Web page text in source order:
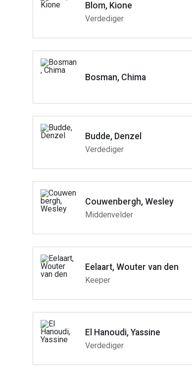
Blom, Kione
Verdediger
Bosman, Chima
Budde, Denzel
Verdediger
Couwenbergh, Wesley
Middenvelder
Eelaart, Wouter van den
Keeper
El Hanoudi, Yassine
Verdediger